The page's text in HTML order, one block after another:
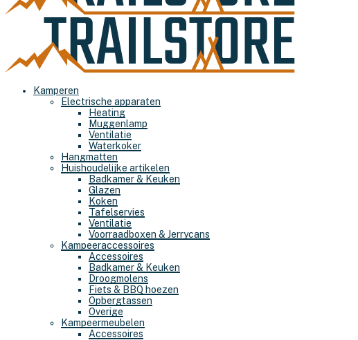
Kamperen
Electrische apparaten
Heating
Muggenlamp
Ventilatie
Waterkoker
Hangmatten
Huishoudelijke artikelen
Badkamer & Keuken
Glazen
Koken
Tafelservies
Ventilatie
Voorraadboxen & Jerrycans
Kampeeraccessoires
Accessoires
Badkamer & Keuken
Droogmolens
Fiets & BBQ hoezen
Opbergtassen
Overige
Kampeermeubelen
Accessoires